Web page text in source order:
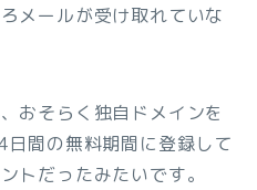
メールが受け取れていな
おそらく独自ドメインを
間の無料期間に登録して
トだったみたいです。